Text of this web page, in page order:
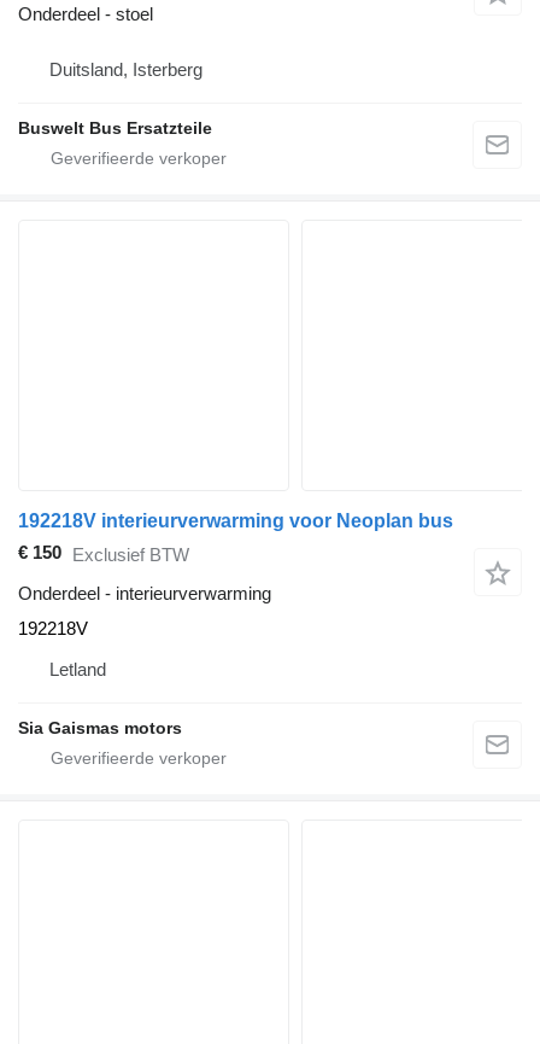
Onderdeel - stoel
Duitsland, Isterberg
Buswelt Bus Ersatzteile
192218V interieurverwarming voor Neoplan bus
€ 150 Exclusief BTW
Onderdeel - interieurverwarming
192218V
Letland
Sia Gaismas motors